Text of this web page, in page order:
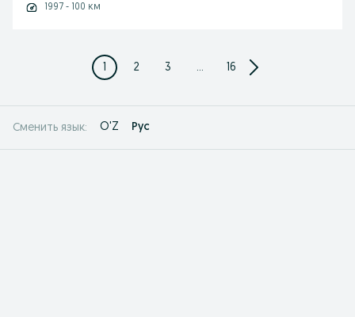
1997 - 100 км
1 2 3 ... 16
Сменить язык: O'Z Рус